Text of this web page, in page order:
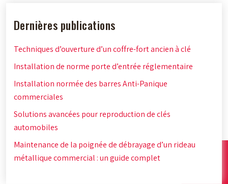
Dernières publications
Techniques d’ouverture d’un coffre-fort ancien à clé
Installation de norme porte d’entrée réglementaire
Installation normée des barres Anti-Panique
commerciales
Solutions avancées pour reproduction de clés
automobiles
Maintenance de la poignée de débrayage d’un rideau
métallique commercial : un guide complet